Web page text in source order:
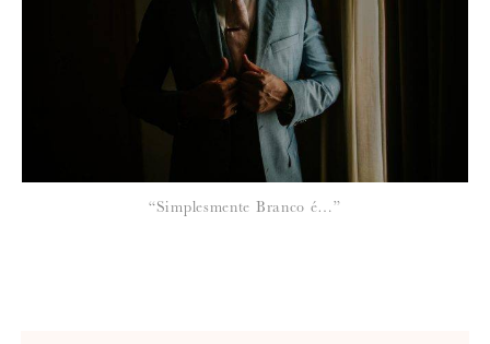
“Simplesmente Branco é…”